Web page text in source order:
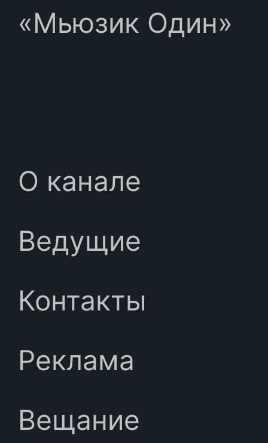
«Мьюзик Один»
О канале
Ведущие
Контакты
Реклама
Вещание